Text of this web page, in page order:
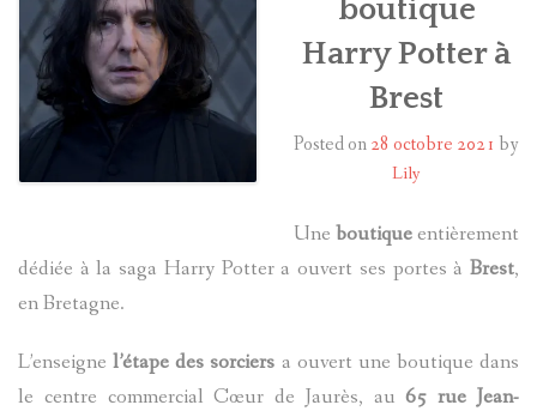
HARRY POTTER
LES ACTEURS
A PROPOS
boutique
Harry Potter à
Brest
Posted on28 octobre 2021 by
Lily
Une boutiqueentièrement
dédiée à la saga Harry Potter a ouvert ses portes à Brest,
en Bretagne.
L’enseigne l’étape des sorciers a ouvert une boutique dans
le centre commercial Cœur de Jaurès, au65 rue Jean-